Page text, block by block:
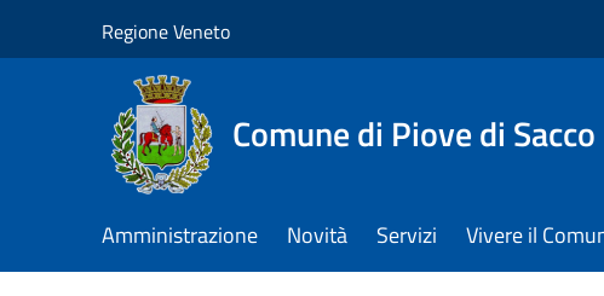
Regione Veneto
Comune di Piove di Sacco
Amministrazione Novità Servizi Vivere il